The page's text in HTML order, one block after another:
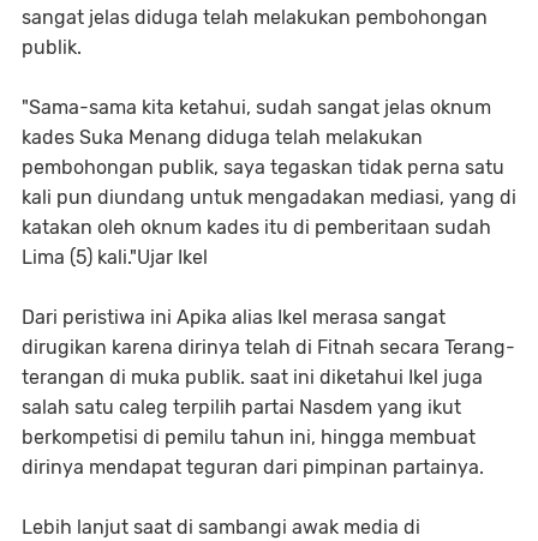
sangat jelas diduga telah melakukan pembohongan
publik.
"Sama-sama kita ketahui, sudah sangat jelas oknum
kades Suka Menang diduga telah melakukan
pembohongan publik, saya tegaskan tidak perna satu
kali pun diundang untuk mengadakan mediasi, yang di
katakan oleh oknum kades itu di pemberitaan sudah
Lima (5) kali."Ujar Ikel
Dari peristiwa ini Apika alias Ikel merasa sangat
dirugikan karena dirinya telah di Fitnah secara Terang-
terangan di muka publik. saat ini diketahui Ikel juga
salah satu caleg terpilih partai Nasdem yang ikut
berkompetisi di pemilu tahun ini, hingga membuat
dirinya mendapat teguran dari pimpinan partainya.
Lebih lanjut saat di sambangi awak media di